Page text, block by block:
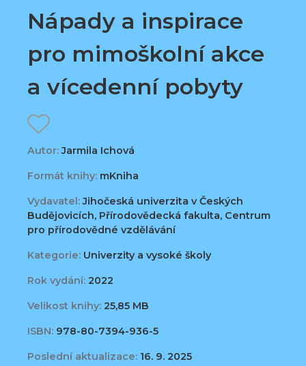
Nápady a inspirace
pro mimoškolní akce
a vícedenní pobyty
Autor:Jarmila Ichová
Formát knihy: mKniha
Vydavatel:Jihočeská univerzita v Českých
Budějovicích, Přírodovědecká fakulta, Centrum
pro přírodovědné vzdělávání
Kategorie: Univerzity a vysoké školy
Rok vydání: 2022
Velikost knihy: 25,85 MB
ISBN: 978-80-7394-936-5
Poslední aktualizace: 16. 9. 2025